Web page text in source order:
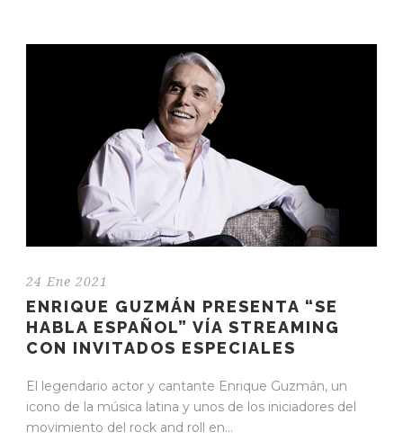
24 Ene 2021
ENRIQUE GUZMÁN PRESENTA “SE
HABLA ESPAÑOL” VÍA STREAMING
CON INVITADOS ESPECIALES
El legendario actor y cantante Enrique Guzmán, un
icono de la música latina y unos de los iniciadores del
movimiento del rock and roll en...